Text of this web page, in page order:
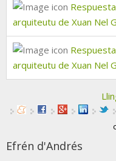
arquiteutu de Xuan Nel
arquiteutu de Xuan Nel
Efrén d'Andrés